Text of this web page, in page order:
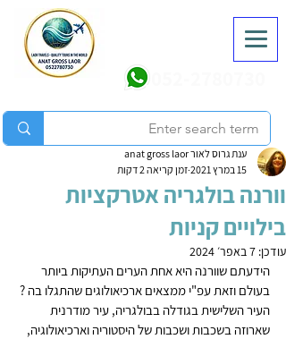
וורנה בולגריה אטרקציות
בילויים קניות
ענת גרוס לאור anat gross laor
15 במרץ 2021
זמן קריאה 2 דקות
עודכן: 7 באפר׳ 2024
הידעתם שוורנה היא אחת הערים העתיקות ביותר
בעולם וזאת עפ"י ממצאים ארכיאולוגים שהתגלו בה ?
העיר השלישית בגודלה בבולגריה, עיר מודרנית
שארוזה בשכבות ושכבות של היסטוריה וארכיאולוגיה,